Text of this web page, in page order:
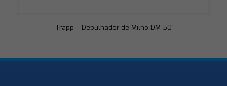
Trapp – Debulhador de Milho DM 50